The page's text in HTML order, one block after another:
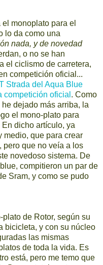
monoplato para el
lo da como una
nada, y de novedad
o no se han
el ciclismo de carretera,
competición oficial...
Strada del Aqua Blue
competición oficial . Como
dejado más arriba, la
el mono-plato para
dicho artículo, ya
medio, que para crear
pero que no veía a los
novedoso sistema. De
compitieron un par de
Sram, y como se pudo
de Rotor, según su
bicicleta, y con su núcleo
las mismas
de toda la vida. Es
está, pero me temo que